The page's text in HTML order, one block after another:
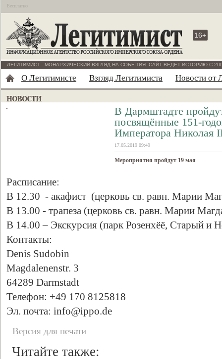
Бесплатно
16+
ЛЕГИТИМИСТ - МОНАРХИЧЕСКИЙ ВЗГЛЯД НА СОБЫТИЯ. САЙТ ВЕДЁТ ИСТОРИЮ С
О Легитимисте Взгляд Легитимиста Новости от
В Дармштадте
посвящённые 151-
Императора Николая
17.05.2019 09:49
Мероприятия пройдут 19 мая
Расписание:
В 12.30 - акафист (церковь св. равн. Марии
В 13.00 - трапеза (церковь св. равн. Марии
В 14.00 – Экскурсия (парк Розенхёё, Старый и
Контакты:
Denis Sudobin
Magdalenenstr. 3
64289 Darmstadt
Телефон: +49 170 8125818
Эл. почта: info@ippo.de
Версия для печати
Читайте также: